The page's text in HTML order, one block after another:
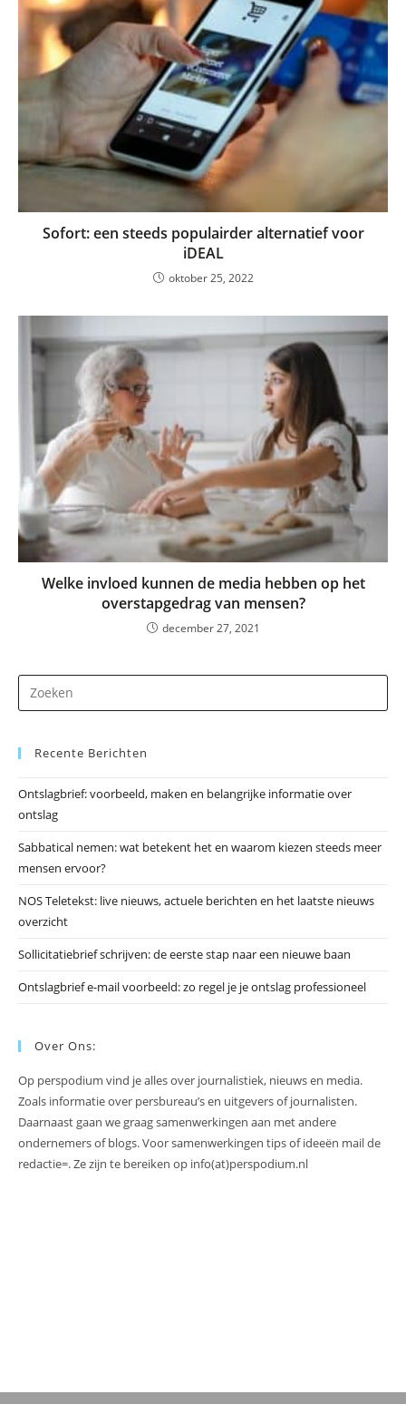
Sofort: een steeds populairder alternatief voor
iDEAL
oktober 25, 2022
Welke invloed kunnen de media hebben op het
overstapgedrag van mensen?
december 27, 2021
op
Recente Berichten
Ontslagbrief: voorbeeld, maken en belangrijke informatie over
ontslag
Sabbatical nemen: wat betekent het en waarom kiezen steeds meer
mensen ervoor?
NOS Teletekst: live nieuws, actuele berichten en het laatste nieuws
overzicht
Sollicitatiebrief schrijven: de eerste stap naar een nieuwe baan
Ontslagbrief e-mail voorbeeld: zo regel je je ontslag professioneel
Over Ons:
Op perspodium vind je alles over journalistiek, nieuws en media.
Zoals informatie over persbureau’s en uitgevers of journalisten.
Daarnaast gaan we graag samenwerkingen aan met andere
ondernemers of blogs. Voor samenwerkingen tips of ideeën mail de
redactie=. Ze zijn te bereiken op info(at)perspodium.nl